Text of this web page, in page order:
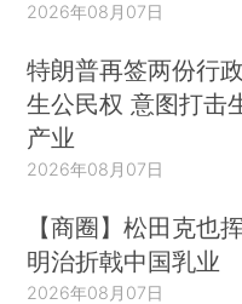
2026年08月07日
特朗普再签两份行
生公民权 意图打击
产业
2026年08月07日
【商圈】松田克也
明治折戟中国乳业
2026年08月07日